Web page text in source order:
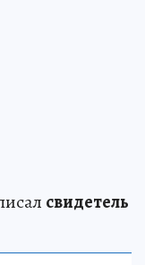
свидетель